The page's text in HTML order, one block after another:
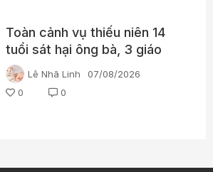
Toàn cảnh vụ thiếu niên 14
tuổi sát hại ông bà, 3 giáo
viên và 3 học sinh
Lê Nhã Linh
07/08/2026
0
0